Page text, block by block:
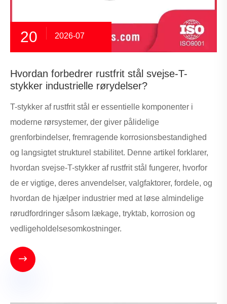
20 2026-07
Hvordan forbedrer rustfrit stål svejse-T-
stykker industrielle rørydelser?
T-stykker af rustfrit stål er essentielle komponenter i
moderne rørsystemer, der giver pålidelige
grenforbindelser, fremragende korrosionsbestandighed
og langsigtet strukturel stabilitet. Denne artikel forklarer,
hvordan svejse-T-stykker af rustfrit stål fungerer, hvorfor
de er vigtige, deres anvendelser, valgfaktorer, fordele, og
hvordan de hjælper industrier med at løse almindelige
rørudfordringer såsom lækage, tryktab, korrosion og
vedligeholdelsesomkostninger.
